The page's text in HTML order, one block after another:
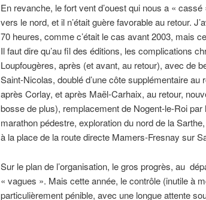
En revanche, le fort vent d’ouest qui nous a «
vers le nord, et il n’était guère favorable au retour.
70 heures, comme c’était le cas avant 2003, mais
Il faut dire qu’au fil des éditions, les complications
Loupfougères, après (et avant, au retour), avec de
Saint-Nicolas, doublé d’une côte supplémentaire au
après Corlay, et après Maël-Carhaix, au retour,
bosse de plus), remplacement de Nogent-le-Roi
marathon pédestre, exploration du nord de la
à la place de la route directe Mamers-Fresnay sur
Sur le plan de l’organisation, le gros progrès, au
« vagues ». Mais cette année, le contrôle (inutile à
particulièrement pénible, avec une longue attente